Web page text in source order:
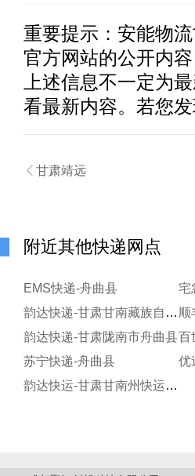
重要提示： 安能物
官方网站的公开内
上述信息不一定为
看最新内容。若您
 甘肃靖远
附近其他快递网点
EMS快递-舟曲县 宅
韵达快递-甘肃甘南藏族自治州合作市 顺
韵达快递-甘肃陇南市舟曲县百
苏宁快递-舟曲县
优
韵达快运-甘肃甘南州快运公司